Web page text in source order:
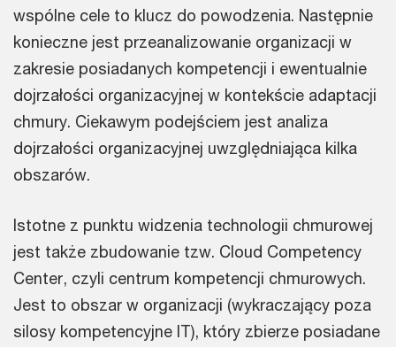
wspólne cele to klucz do powodzenia. Następnie
konieczne jest przeanalizowanie organizacji w
zakresie posiadanych kompetencji i ewentualnie
dojrzałości organizacyjnej w kontekście adaptacji
chmury. Ciekawym podejściem jest analiza
dojrzałości organizacyjnej uwzględniająca kilka
obszarów.
Istotne z punktu widzenia technologii chmurowej
jest także zbudowanie tzw. Cloud Competency
Center, czyli centrum kompetencji chmurowych.
Jest to obszar w organizacji (wykraczający poza
silosy kompetencyjne IT), który zbierze posiadane